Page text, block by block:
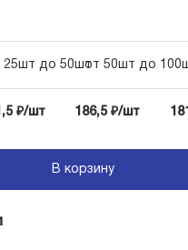
25шт до 50штот 50шт до
₽/шт 186,5 ₽/шт
В корзину